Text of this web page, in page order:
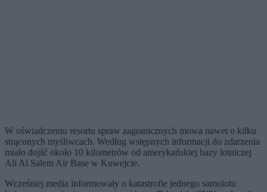
W oświadczeniu resortu spraw zagranicznych mowa nawet o kilku
strąconych myśliwcach. Według wstępnych informacji do zdarzenia
miało dojść około 10 kilometrów od amerykańskiej bazy lotniczej
Ali Al Salem Air Base w Kuwejcie.
Wcześniej media informowały o katastrofie jednego samolotu